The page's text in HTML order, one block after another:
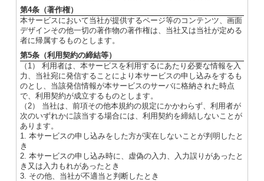
第4条（著作権）
本サービスにおいて当社が提供するページ等のコンテンツ、画面
デザインその他一切の著作物の著作権は、当社又は当社が定める
者に帰属するものとします。
第5条（利用契約の締結等）
（1） 利用者は、本サービスを利用するにあたり必要な情報を入
力、当社宛に発信することにより本サービスの申し込みをするも
のとし、当該発信情報が本サービスのサーバに格納された時点
で、利用契約が成立するものとします。
（2） 当社は、前項その他本規約の規定にかかわらず、利用者が
次のいずれかに該当する場合には、利用契約を締結しないことが
あります。
1. 本サービスの申し込みをした方が実在しないことが判明したと
き
2. 本サービスの申し込み時に、虚偽の入力、入力誤りがあったと
き又は入力もれがあったとき
3. その他、当社が不適当と判断したとき